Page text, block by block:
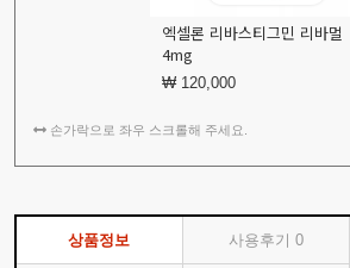
엑셀론 리바스티그민 리바멀
4mg
₩ 120,000
손가락으로 좌우 스크롤해 주세요.
상품정보 사용후기 0